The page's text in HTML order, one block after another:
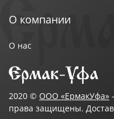
О компании
О нас
2020 © ООО «ЕрмакУфа»
права защищены.